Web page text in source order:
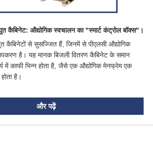
कैबिनेट: औद्योगिक स्वचालन का "स्मार्ट कंट्रोल बॉक्स"।
कैबिनेटों से सुसज्जित हैं, जिनमें से पीएलसी औद्योगिक
है। यह मानक बिजली वितरण कैबिनेट के समान
में काफी भिन्न होता है, जैसे एक औद्योगिक मेनफ्रेम एक
है।
और पढ़ें